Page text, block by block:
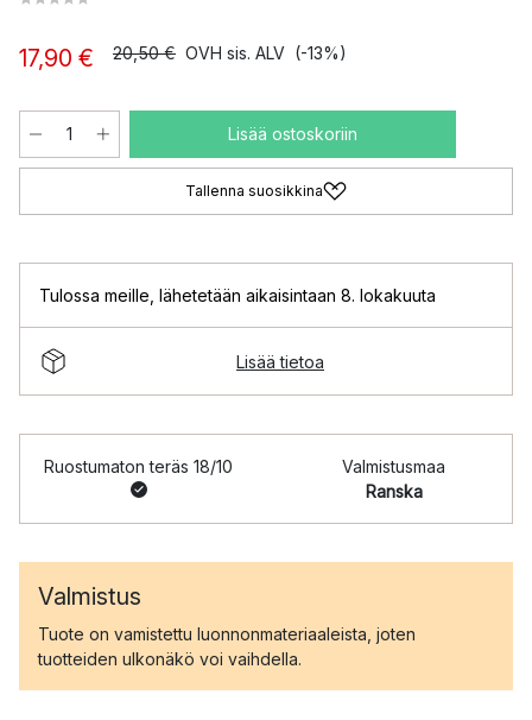
17,90 € 20,50 € OVH sis. ALV (-13%)
Lisää ostoskoriin
Tallenna suosikkina
Tulossa meille lähetetään aikaisintaan 8. lokakuuta
Lisää tietoa
Ruostumaton teräs 18/10
Valmistusmaa
Ranska
Valmistus
Tuote on vamistettu luonnonmateriaaleista, joten
tuotteiden ulkonäkö voi vaihdella.